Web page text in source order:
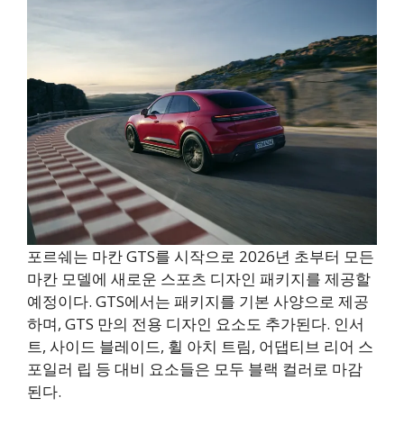
포르쉐는 마칸 GTS를 시작으로 2026년 초부터 모든
마칸 모델에 새로운 스포츠 디자인 패키지를 제공할
예정이다. GTS에서는 패키지를 기본 사양으로 제공
하며, GTS 만의 전용 디자인 요소도 추가된다. 인서
트, 사이드 블레이드, 휠 아치 트림, 어댑티브 리어 스
포일러 립 등 대비 요소들은 모두 블랙 컬러로 마감
된다.